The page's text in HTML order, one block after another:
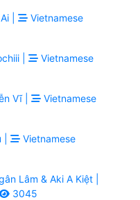
|
Vietnamese
|
Vietnamese
Vĩ |
Vietnamese
|
Vietnamese
Lâm & Aki A Kiệt |
3045